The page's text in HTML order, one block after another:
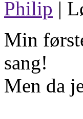
Philip |
Min
sang!
Men da